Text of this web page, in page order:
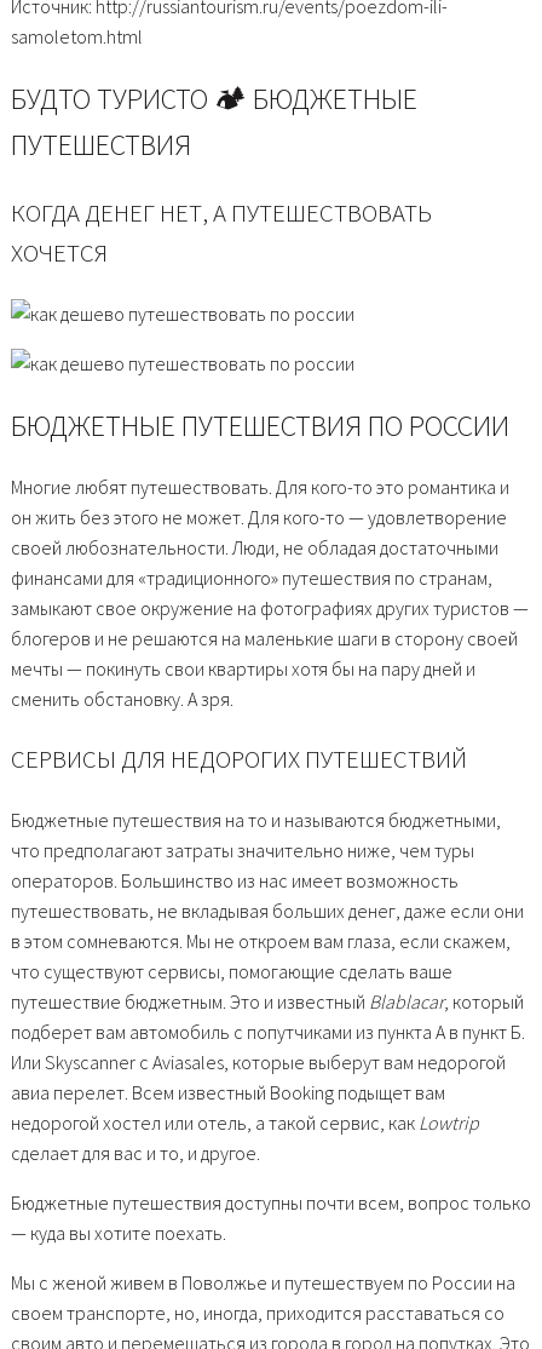
Источник: http://russiantourism.ru/events/poezdom-ili-
samoletom.html
БУДТО ТУРИСТО 🏕 БЮДЖЕТНЫЕ
ПУТЕШЕСТВИЯ
КОГДА ДЕНЕГ НЕТ, А ПУТЕШЕСТВОВАТЬ
ХОЧЕТСЯ
БЮДЖЕТНЫЕ ПУТЕШЕСТВИЯ ПО РОССИИ
Многие любят путешествовать. Для кого-то это романтика и
он жить без этого не может. Для кого-то — удовлетворение
своей любознательности. Люди, не обладая достаточными
финансами для «традиционного» путешествия по странам,
замыкают свое окружение на фотографиях других туристов —
блогеров и не решаются на маленькие шаги в сторону своей
мечты — покинуть свои квартиры хотя бы на пару дней и
сменить обстановку. А зря.
СЕРВИСЫ ДЛЯ НЕДОРОГИХ ПУТЕШЕСТВИЙ
Бюджетные путешествия на то и называются бюджетными,
что предполагают затраты значительно ниже, чем туры
операторов. Большинство из нас имеет возможность
путешествовать, не вкладывая больших денег, даже если они
в этом сомневаются. Мы не откроем вам глаза, если скажем,
что существуют сервисы, помогающие сделать ваше
путешествие бюджетным. Это и известный Blablacar, который
подберет вам автомобиль с попутчиками из пункта А в пункт Б.
Или Skyscanner с Aviasales, которые выберут вам недорогой
авиа перелет. Всем известный Booking подыщет вам
недорогой хостел или отель, а такой сервис, как Lowtrip
сделает для вас и то, и другое.
Бюджетные путешествия доступны почти всем, вопрос только
— куда вы хотите поехать.
Мы с женой живем в Поволжье и путешествуем по России на
своем транспорте, но, иногда, приходится расставаться со
своим авто и перемещаться из города в город на попутках. Это